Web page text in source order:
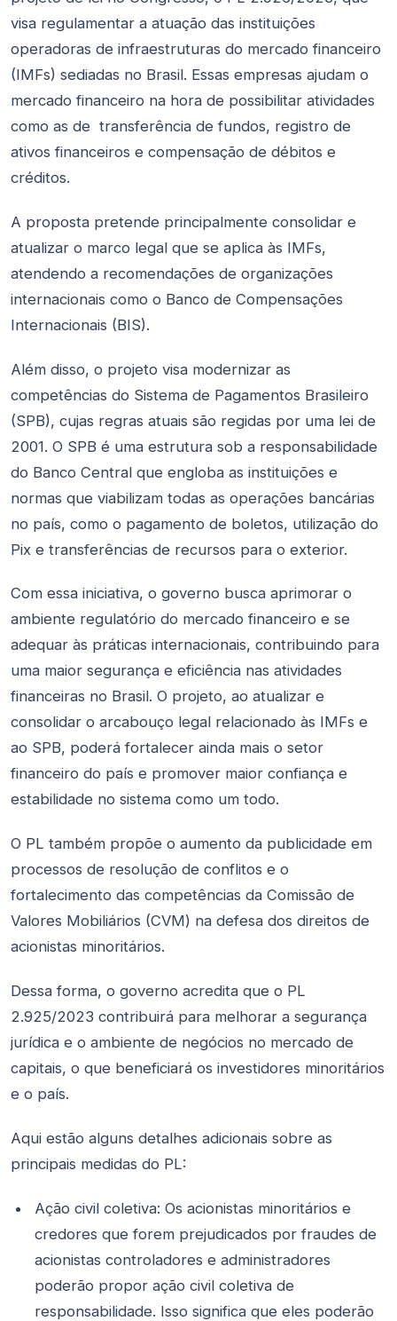
visa regulamentar a atuação das instituições
operadoras de infraestruturas do mercado financeiro
(IMFs) sediadas no Brasil. Essas empresas ajudam o
mercado financeiro na hora de possibilitar atividades
como as de transferência de fundos, registro de
ativos financeiros e compensação de débitos e
créditos.
A proposta pretende principalmente consolidar e
atualizar o marco legal que se aplica às IMFs,
atendendo a recomendações de organizações
internacionais como o Banco de Compensações
Internacionais (BIS).
Além disso, o projeto visa modernizar as
competências do Sistema de Pagamentos Brasileiro
(SPB), cujas regras atuais são regidas por uma lei de
2001. O SPB é uma estrutura sob a responsabilidade
do Banco Central que engloba as instituições e
normas que viabilizam todas as operações bancárias
no país, como o pagamento de boletos, utilização do
Pix e transferências de recursos para o exterior.
Com essa iniciativa, o governo busca aprimorar o
ambiente regulatório do mercado financeiro e se
adequar às práticas internacionais, contribuindo para
uma maior segurança e eficiência nas atividades
financeiras no Brasil. O projeto, ao atualizar e
consolidar o arcabouço legal relacionado às IMFs e
ao SPB, poderá fortalecer ainda mais o setor
financeiro do país e promover maior confiança e
estabilidade no sistema como um todo.
O PL também propõe o aumento da publicidade em
processos de resolução de conflitos e o
fortalecimento das competências da Comissão de
Valores Mobiliários (CVM) na defesa dos direitos de
acionistas minoritários.
Dessa forma, o governo acredita que o PL
2.925/2023 contribuirá para melhorar a segurança
jurídica e o ambiente de negócios no mercado de
capitais, o que beneficiará os investidores minoritários
e o país.
Aqui estão alguns detalhes adicionais sobre as
principais medidas do PL:
Ação civil coletiva: Os acionistas minoritários e
credores que forem prejudicados por fraudes de
acionistas controladores e administradores
poderão propor ação civil coletiva de
responsabilidade. Isso significa que eles poderão